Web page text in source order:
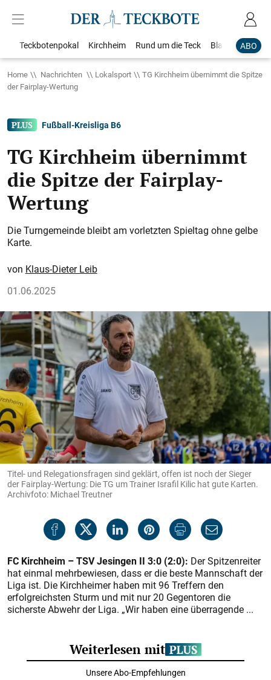
ABO
Teckbotenpokal Kirchheim Rund um die Teck Blaulicht
Home Nachrichten Lokalsport
TG Kirchheim übernimmt die Spitze
der Fairplay-Wertung
Fußball-Kreisliga B6
TG Kirchheim übernimmt
die Spitze der Fairplay-
Wertung
Die Turngemeinde bleibt am vorletzten Spieltag ohne gelbe
Karte.
Klaus-Dieter Leib
01.06.2025
Titel- und Relegationsfragen sind geklärt, offen ist noch der Sieger
der Fairplay-Wertung: Die TG um Trainer Israfil Kilic hat gute Karten.
Archivfoto: Michael Treutner
FC Kirchheim – TSV Jesingen II 3:0 (2:0): Der Spitzenreiter
hat einmal mehrbewiesen, dass er die beste Mannschaft der
Liga ist. Die Kirchheimer haben mit 96 Treffern den
erfolgreichsten Sturm und mit nur 20 Gegentoren die
sicherste Abwehr der Liga. „Wir haben eine überragende ...